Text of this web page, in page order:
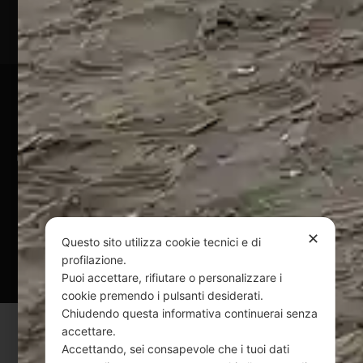
01828920676
Pagamenti Sicuri
@ Copyright 2024 Webpesca è un brand Intent di Federico
Andrenacci P.Iva 01917920678
Via G. Galilei n. 2 – 64018 Tortoreto TE | REA TE-168019 |
Mail: info@webpesca.it| Pec:federicoandrenacci@pec.it
Questo sito è protetto da Google reCAPTCHA
Privacy Policy eTerms of Servicedi Google.
✕
Questo sito utilizza cookie tecnici e di
profilazione.
Puoi accettare, rifiutare o personalizzare i
cookie premendo i pulsanti desiderati.
Chiudendo questa informativa continuerai senza
accettare.
Accettando, sei consapevole che i tuoi dati